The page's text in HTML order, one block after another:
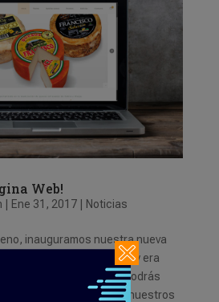
Web!
Ene 31, 2017| Noticias
inauguramos nuestra nueva
años con la anterior, y era
En nuestro nuevo site podrás
de empresa y todos nuestros